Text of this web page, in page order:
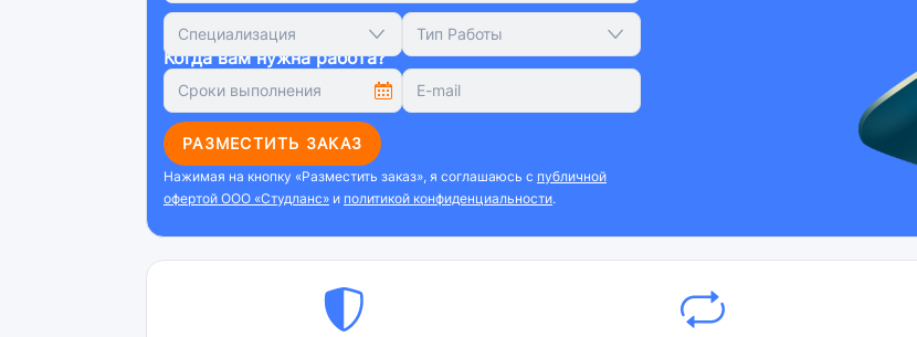
Специализация Тип Работы
Когда вам нужна работа?
РАЗМЕСТИТЬ ЗАКАЗ
Нажимая на кнопку «Разместить заказ», я соглашаюсь с публичной
офертой ООО «Студланс» и политикой конфиденциальности.